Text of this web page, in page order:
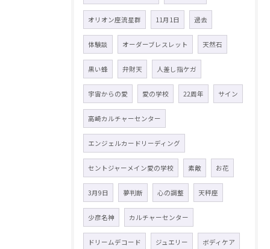
オリオン座流星群 11月1日 過去
体験談 オーダーブレスレット 天然石
黒い蜂 弁財天 人差し指ケガ
宇宙からの愛 愛の学校 22周年 サイン
高崎カルチャーセンター
エンジェルカードリーディング
セントジャーメイン愛の学校 素敵 お花
3月9日 夢判断 心の調整 天秤座
少彦名神 カルチャーセンター
ドリームデコード ジュエリー ボディケア